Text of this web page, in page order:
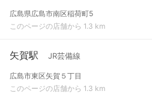
広島県広島市南区稲荷町5
このページの店舗から 1.3 km
矢賀駅 JR芸備線
広島市東区矢賀５丁目
このページの店舗から 1.3 km